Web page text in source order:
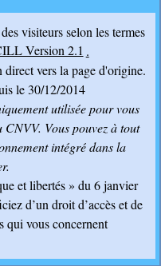
visiteurs selon les termes
Version 2.1 .
vers la page d'origine.
le 30/12/2014
utilisée pour vous
CNVV. Vous pouvez à tout
intégré dans la
et libertés » du 6 janvier
d’un droit d’accès et de
qui vous concernent